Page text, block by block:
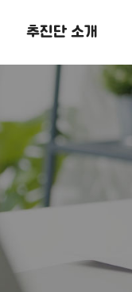
추진단 소개